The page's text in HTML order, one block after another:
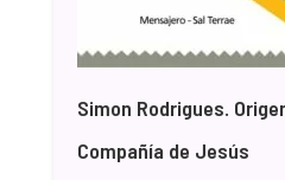
Simon Rodrigues.
Compañía de Jesús